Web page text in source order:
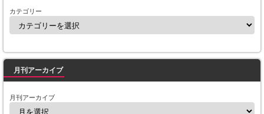
カテゴリー
月刊アーカイブ
月刊アーカイブ